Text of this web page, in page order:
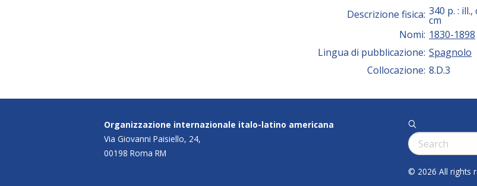
Descrizione fisica: 340 p. :
cm
Nomi: 1830-1898
Lingua di pubblicazione: Spagnolo
Collocazione: 8.D.3
Organizzazione internazionale italo-latino americana
Via Giovanni Paisiello, 24,
00198 Roma RM
q
Cerca:
© 2026 All rights